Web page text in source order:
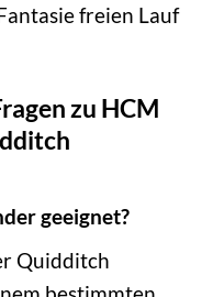
freien Lauf
zu HCM
geeignet?
Quidditch